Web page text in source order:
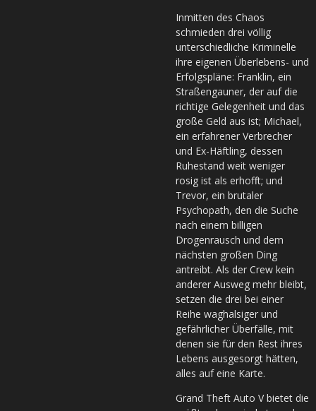
Inmitten des Chaos
schmieden drei völlig
unterschiedliche Kriminelle
ihre eigenen Überlebens- und
Erfolgspläne: Franklin, ein
Straßengauner, der auf die
richtige Gelegenheit und das
große Geld aus ist; Michael,
ein erfahrener Verbrecher
und Ex-Häftling, dessen
Ruhestand weit weniger
rosig ist als erhofft; und
Trevor, ein brutaler
Psychopath, den die Suche
nach einem billigen
Drogenrausch und dem
nächsten großen Ding
antreibt. Als der Crew kein
anderer Ausweg mehr bleibt,
setzen die drei bei einer
Reihe waghalsiger und
gefährlicher Überfälle, mit
denen sie für den Rest ihres
Lebens ausgesorgt hätten,
alles auf eine Karte.
Grand Theft Auto V bietet die